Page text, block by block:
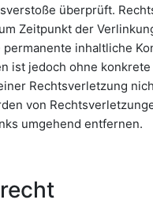
überprüft.
Zeitpunkt der
permanente inhaltliche
ist jedoch ohne konkrete
Rechtsverletzung
von
umgehend entfernen.